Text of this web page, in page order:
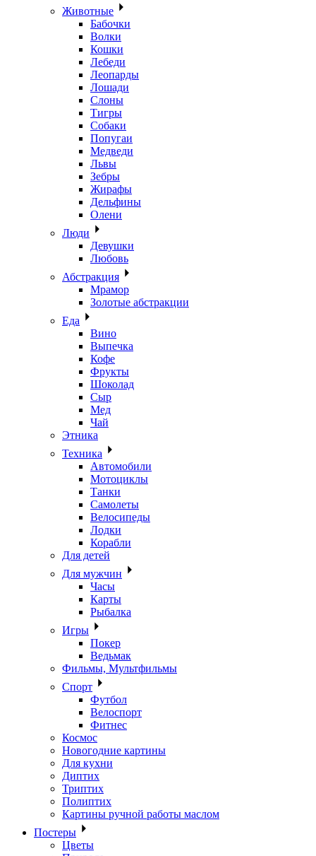
Животные
Бабочки
Волки
Кошки
Лебеди
Леопарды
Лошади
Слоны
Тигры
Собаки
Попугаи
Медведи
Львы
Зебры
Жирафы
Дельфины
Олени
Люди
Девушки
Любовь
Абстракция
Мрамор
Золотые абстракции
Еда
Вино
Выпечка
Кофе
Фрукты
Шоколад
Сыр
Мед
Чай
Этника
Техника
Автомобили
Мотоциклы
Танки
Самолеты
Велосипеды
Лодки
Корабли
Для детей
Для мужчин
Часы
Карты
Рыбалка
Игры
Покер
Ведьмак
Фильмы, Мультфильмы
Спорт
Футбол
Велоспорт
Фитнес
Космос
Новогодние картины
Для кухни
Диптих
Триптих
Полиптих
Картины ручной работы маслом
Постеры
Цветы